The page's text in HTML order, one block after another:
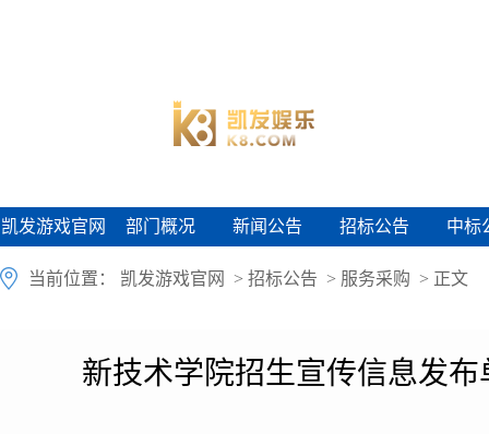
凯发游戏官网
凯发游戏官网 部门概况
部门概况 新闻公告
新闻公告 招标公告
招标公告 中标
中标
当前位置： 凯发游戏官网 > 招标公告 > 服务采购 > 正文
新技术学院招生宣传信息发